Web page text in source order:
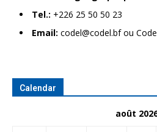
Tel.: +226 25 50 50 23
Email: codel@codel.bf ou
Calendar
août